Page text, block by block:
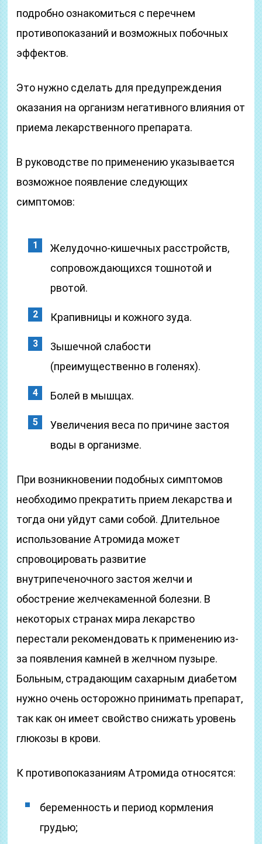
подробно ознакомиться с перечнем
противопоказаний и возможных побочных
эффектов.
Это нужно сделать для предупреждения
оказания на организм негативного влияния от
приема лекарственного препарата.
В руководстве по применению указывается
возможное появление следующих
симптомов:
Желудочно-кишечных расстройств,
сопровождающихся тошнотой и
рвотой.
Крапивницы и кожного зуда.
3ышечной слабости
(преимущественно в голенях).
Болей в мышцах.
Увеличения веса по причине застоя
воды в организме.
При возникновении подобных симптомов
необходимо прекратить прием лекарства и
тогда они уйдут сами собой. Длительное
использование Атромида может
спровоцировать развитие
внутрипеченочного застоя желчи и
обострение желчекаменной болезни. В
некоторых странах мира лекарство
перестали рекомендовать к применению из-
за появления камней в желчном пузыре.
Больным, страдающим сахарным диабетом
нужно очень осторожно принимать препарат,
так как он имеет свойство снижать уровень
глюкозы в крови.
К противопоказаниям Атромида относятся:
беременность и период кормления
грудью;